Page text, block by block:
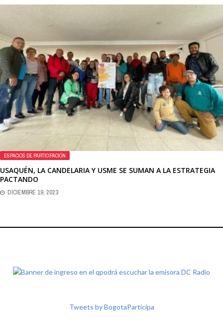
ESPACIOS DE PARTICIPACIÓN
USAQUÉN, LA CANDELARIA Y USME SE SUMAN A LA ESTRATEGIA
PACTANDO
DICIEMBRE 19, 2023
Tweets by BogotaParticipa